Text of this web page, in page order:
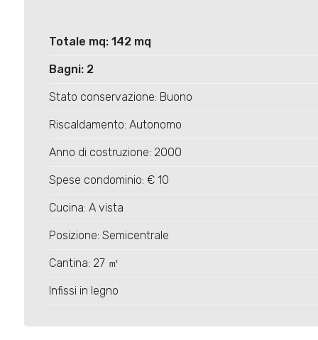
Totale mq: 142 mq
Bagni: 2
Stato conservazione: Buono
Riscaldamento: Autonomo
Anno di costruzione: 2000
Spese condominio: € 10
Cucina: A vista
Posizione: Semicentrale
Cantina: 27 ㎡
Infissi in legno